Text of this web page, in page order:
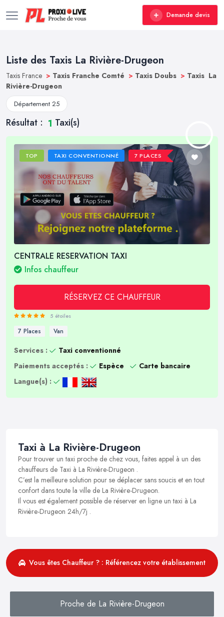
Demande devis
Liste des Taxis La Rivière-Drugeon
Taxis France > Taxis Franche Comté > Taxis Doubs > Taxis La
Rivière-Drugeon
Département 25
Résultat : 1 Taxi(s)
TOP TAXI CONVENTIONNÉ 7 PLACES
CENTRALE RESERVATION TAXI
Infos chauffeur
RÉSERVEZ CE CHAUFFEUR
5 étoiles
7 Places Van
Services :
Taxi conventionné
Paiements acceptés :
Espèce
Carte bancaire
Langue(s) :
Taxi à La Rivière-Drugeon
Pour trouver un taxi proche de chez vous, faites appel à un des
chauffeurs de Taxi à La Rivière-Drugeon .
C’est la meilleure solution pour se déplacer sans soucis et en tout
confort dans toute la ville de La Rivière-Drugeon.
Il vous est également possible de réserver en ligne un taxi à La
Rivière-Drugeon 24h/7j .
Vous êtes Chauffeur ? : Référencez votre établissement
Proche de La Rivière-Drugeon